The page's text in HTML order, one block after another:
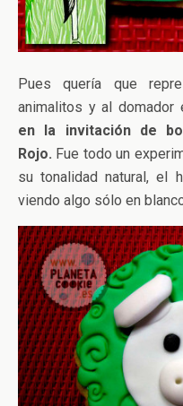
Pues quería que
animalitos y al domador
en la invitación de
Rojo. Fue todo un
su tonalidad natural, el
viendo algo sólo en